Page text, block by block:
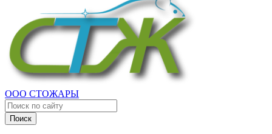
ООО СТОЖАРЫ
Поиск